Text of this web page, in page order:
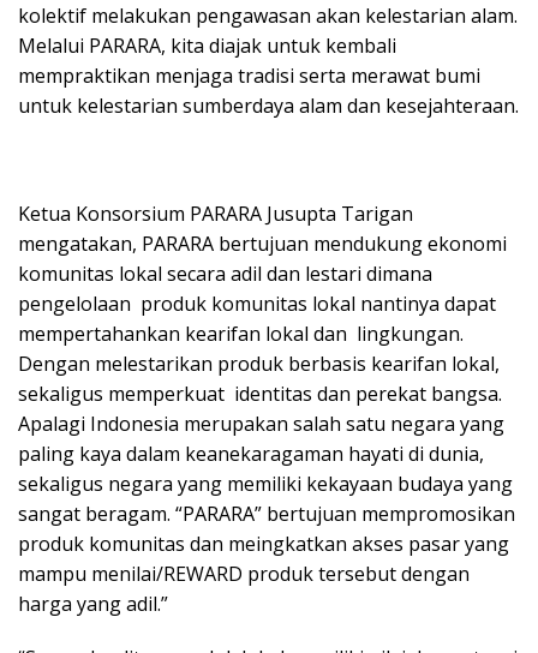
kolektif melakukan pengawasan akan kelestarian alam.
Melalui PARARA, kita diajak untuk kembali
mempraktikan menjaga tradisi serta merawat bumi
untuk kelestarian sumberdaya alam dan kesejahteraan.
Ketua Konsorsium PARARA Jusupta Tarigan
mengatakan, PARARA bertujuan mendukung ekonomi
komunitas lokal secara adil dan lestari dimana
pengelolaan produk komunitas lokal nantinya dapat
mempertahankan kearifan lokal dan lingkungan.
Dengan melestarikan produk berbasis kearifan lokal,
sekaligus memperkuat identitas dan perekat bangsa.
Apalagi Indonesia merupakan salah satu negara yang
paling kaya dalam keanekaragaman hayati di dunia,
sekaligus negara yang memiliki kekayaan budaya yang
sangat beragam. “PARARA” bertujuan mempromosikan
produk komunitas dan meingkatkan akses pasar yang
mampu menilai/REWARD produk tersebut dengan
harga yang adil.”